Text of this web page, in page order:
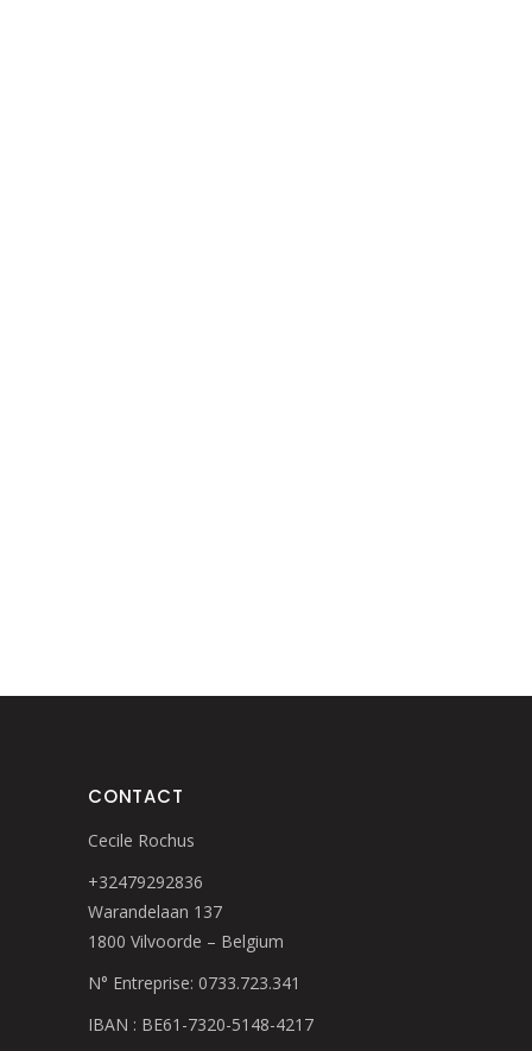
CONTACT
Cecile Rochus
+32479292836
Warandelaan 137
1800 Vilvoorde – Belgium
N° Entreprise: 0733.723.341
IBAN : BE61-7320-5148-4217